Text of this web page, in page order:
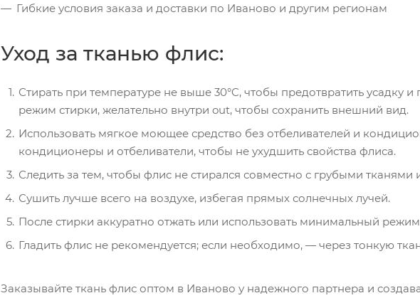
Гибкие условия заказа и доставки по Иваново и другим регионам
Уход за тканью флис:
Стирать при температуре не выше 30°C, чтобы предотвратить усадку
режим стирки, желательно внутри out, чтобы сохранить внешний вид.
Использовать мягкое моющее средство без отбеливателей и
кондиционеры и отбеливатели, чтобы не ухудшить свойства флиса.
Следить за тем, чтобы флис не стирался совместно с грубыми
Сушить лучше всего на воздухе, избегая прямых солнечных лучей.
После стирки аккуратно отжать или использовать минимальный
Гладить флис не рекомендуется; если необходимо, — через тонкую
Заказывайте ткань флис оптом в Иваново у надежного партнера и